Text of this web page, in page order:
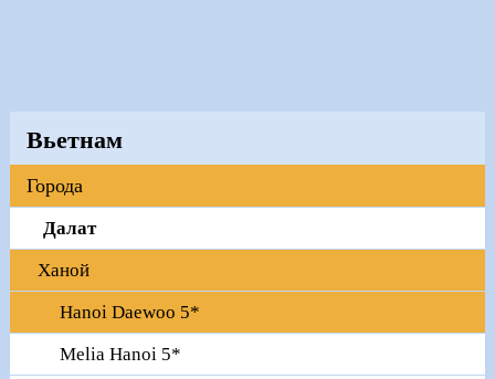
Вьетнам
Города
Далат
Ханой
Hanoi Daewoo 5*
Melia Hanoi 5*